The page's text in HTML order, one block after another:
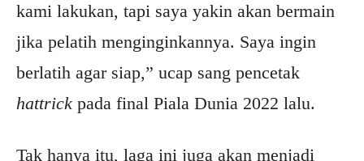
kami lakukan, tapi saya yakin akan bermain
jika pelatih menginginkannya. Saya ingin
berlatih agar siap,” ucap sang pencetak
hattrick pada final Piala Dunia 2022 lalu.
Tak hanya itu, laga ini juga akan menjadi